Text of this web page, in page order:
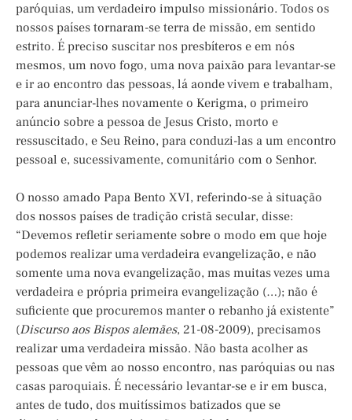
paróquias, um verdadeiro impulso missionário. Todos os
nossos países tornaram-se terra de missão, em sentido
estrito. É preciso suscitar nos presbíteros e em nós
mesmos, um novo fogo, uma nova paixão para levantar-se
e ir ao encontro das pessoas, lá aonde vivem e trabalham,
para anunciar-lhes novamente o Kerigma, o primeiro
anúncio sobre a pessoa de Jesus Cristo, morto e
ressuscitado, e Seu Reino, para conduzi-las a um encontro
pessoal e, sucessivamente, comunitário com o Senhor.
O nosso amado Papa Bento XVI, referindo-se à situação
dos nossos países de tradição cristã secular, disse:
“Devemos refletir seriamente sobre o modo em que hoje
podemos realizar uma verdadeira evangelização, e não
somente uma nova evangelização, mas muitas vezes uma
verdadeira e própria primeira evangelização (…); não é
suficiente que procuremos manter o rebanho já existente”
(Discurso aos Bispos alemães, 21-08-2009), precisamos
realizar uma verdadeira missão. Não basta acolher as
pessoas que vêm ao nosso encontro, nas paróquias ou nas
casas paroquiais. É necessário levantar-se e ir em busca,
antes de tudo, dos muitíssimos batizados que se